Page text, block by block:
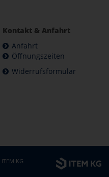
Kontakt & Anfahrt
Anfahrt
Öffnungszeiten
Widerrufsformular
ITEM KG